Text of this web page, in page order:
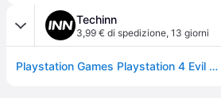
Techinn
3,99 € di spedizione, 13 giorni
Playstation Games Playstation 4 Evil West Multicolor PAL